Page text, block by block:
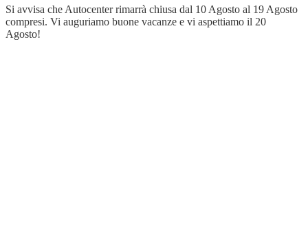
Si avvisa che Autocenter rimarrà chiusa dal 10 Agosto al 19 Agosto
compresi. Vi auguriamo buone vacanze e vi aspettiamo il 20
Agosto!